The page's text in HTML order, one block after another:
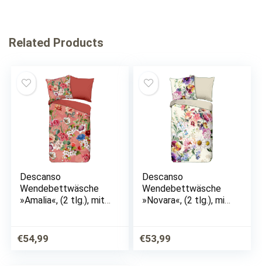
Related Products
Descanso
Wendebettwäsche
»Amalia«, (2 tlg.), mit
€54,99
Descanso
Wendebettwäsche
»Novara«, (2 tlg.), mit
€53,99